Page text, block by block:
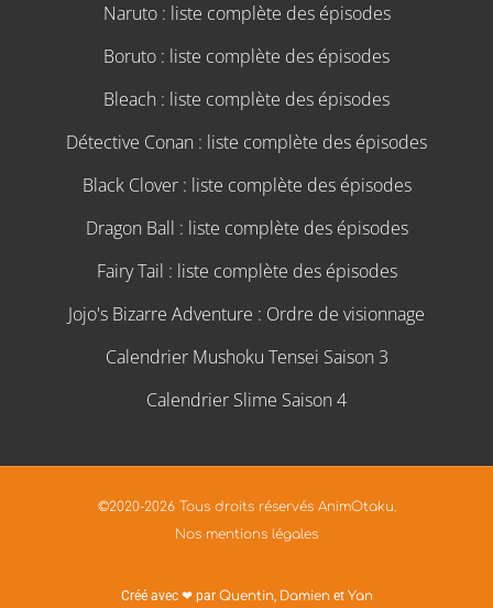
Naruto : liste complète des épisodes
Boruto : liste complète des épisodes
Bleach : liste complète des épisodes
Détective Conan : liste complète des épisodes
Black Clover : liste complète des épisodes
Dragon Ball : liste complète des épisodes
Fairy Tail : liste complète des épisodes
Jojo's Bizarre Adventure : Ordre de visionnage
Calendrier Mushoku Tensei Saison 3
Calendrier Slime Saison 4
©2020-2026 Tous droits réservés AnimOtaku.
Nos mentions légales
Créé avec ❤ par Quentin, Damienet Yan